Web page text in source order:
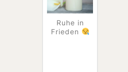
Ruhe in
Frieden